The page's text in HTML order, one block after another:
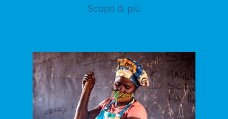
Scopri di più